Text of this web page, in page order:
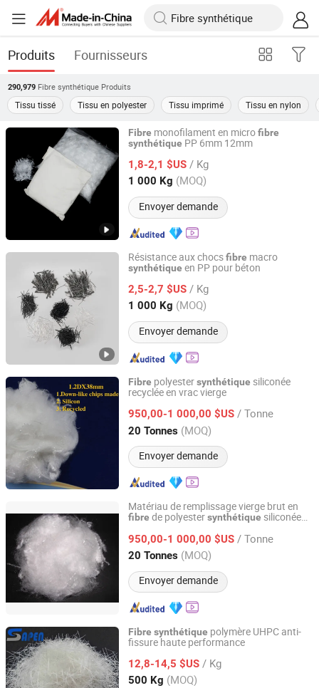
Produits Fournisseurs
290,979 Fibre synthétique Produits
Tissu tissé Tissu en polyester Tissu imprimé Tissu en nylon
Fibre monofilament en microfibre
synthétique PP 6mm 12mm
1,8-2,1 $US / Kg
1 000 Kg (MOQ)
Envoyer demande
Anhui Elite Industrial Co., Ltd.
Anhui, China Depuis 2012
Résistance aux chocsfibre macro
synthétique en PP pour béton
2,5-2,7 $US / Kg
1 000 Kg (MOQ)
Envoyer demande
Anhui Elite Industrial Co., Ltd.
Anhui, China Depuis 2012
Fibre polyestersynthétique siliconée
recyclée en vrac vierge
950,00-1 000,00 $US / Tonne
20 Tonnes (MOQ)
Envoyer demande
Jiangyin Yueda Chemical Fiber Textile Co., Ltd.
Jiangsu, China Depuis 2025
Matériau de remplissage vierge brut en
fibre de polyestersynthétique siliconée
950,00-1 000,00 $US / Tonne
20 Tonnes (MOQ)
Envoyer demande
Jiangyin Yueda Chemical Fiber Textile Co., Ltd.
Jiangsu, China Depuis 2025
Fibre synthétique polymère UHPC anti-
fissure haute performance
12,8-14,5 $US / Kg
500 Kg (MOQ)
SAPEN INTERNATIONAL CO., LTD.
Shanghai, China Depuis 2020